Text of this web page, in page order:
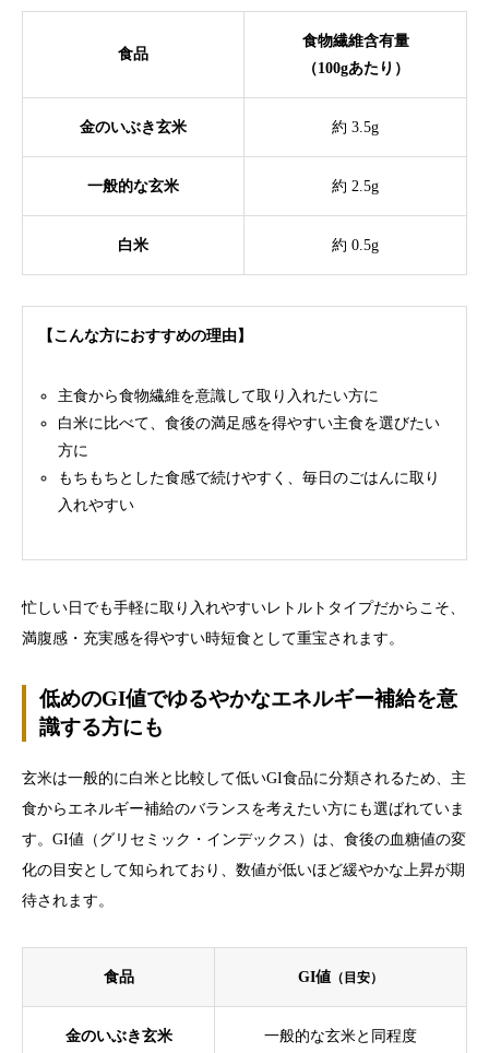
食品
食物繊維含有量
（100gあたり）
金のいぶき玄米 約 3.5g
一般的な玄米 約 2.5g
白米 約 0.5g
【こんな方におすすめの理由】
主食から食物繊維を意識して取り入れたい方に
白米に比べて、食後の満足感を得やすい主食を選びたい
方に
もちもちとした食感で続けやすく、毎日のごはんに取り
入れやすい
忙しい日でも手軽に取り入れやすいレトルトタイプだからこそ、
満腹感・充実感を得やすい時短食として重宝されます。
低めのGI値でゆるやかなエネルギー補給を意
識する方にも
玄米は一般的に白米と比較して低いGI食品に分類されるため、主
食からエネルギー補給のバランスを考えたい方にも選ばれていま
す。GI値（グリセミック・インデックス）は、食後の血糖値の変
化の目安として知られており、数値が低いほど緩やかな上昇が期
待されます。
食品 GI値 （目安）
金のいぶき玄米
一般的な玄米と同程度